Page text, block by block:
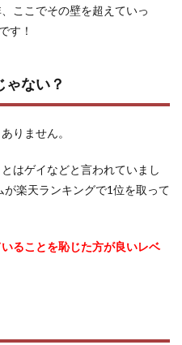
ここでその壁を超えていっ
す！
ゃない？
りません。
はゲイなどと言われていまし
楽天ランキングで1位を取って
ることを恥じた方が良いレベ